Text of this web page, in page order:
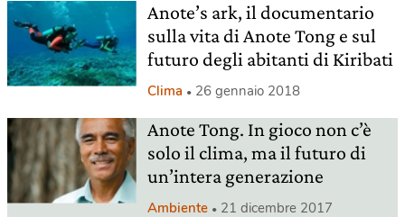
Anote’s ark, il documentario
sulla vita di Anote Tong e sul
futuro degli abitanti di Kiribati
Clima 26 gennaio 2018
Anote Tong. In gioco non c’è
solo il clima, ma il futuro di
un’intera generazione
Ambiente 21 dicembre 2017